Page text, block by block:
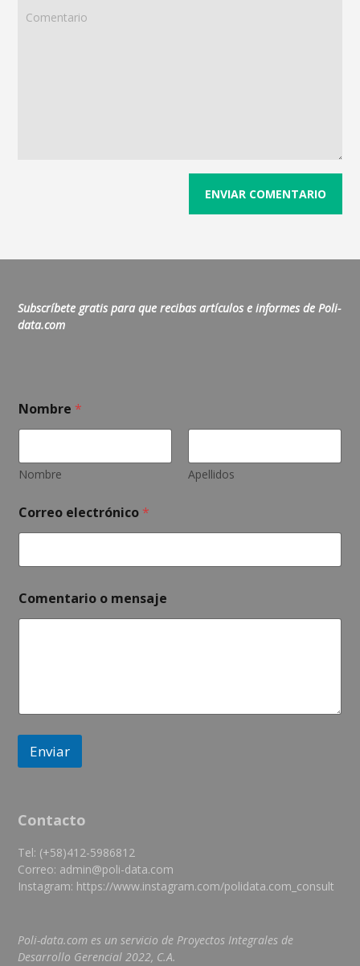
Subscríbete gratis para que recibas artículos e informes de Poli-
data.com
e
n
a
j
e
l
e
t
ó
i
e
n
a
Nombre *
Nombre Apellidos
Correo electrónico *
Comentario o mensaje
Enviar
Contacto
Tel: (+58)412-5986812
Correo: admin@poli-data.com
Instagram: https://www.instagram.com/polidata.com_consult
Poli-data.com es un servicio de Proyectos Integrales de
Desarrollo Gerencial 2022, C.A.